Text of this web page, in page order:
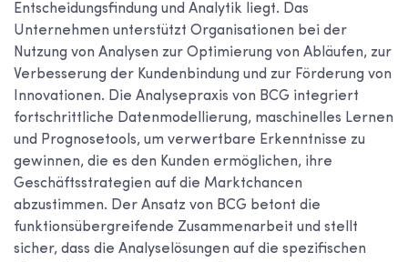
Entscheidungsfindung und Analytik liegt. Das
Unternehmen unterstützt Organisationen bei der
Nutzung von Analysen zur Optimierung von Abläufen, zur
Verbesserung der Kundenbindung und zur Förderung von
Innovationen. Die Analysepraxis von BCG integriert
fortschrittliche Datenmodellierung, maschinelles Lernen
und Prognosetools, um verwertbare Erkenntnisse zu
gewinnen, die es den Kunden ermöglichen, ihre
Geschäftsstrategien auf die Marktchancen
abzustimmen. Der Ansatz von BCG betont die
funktionsübergreifende Zusammenarbeit und stellt
sicher, dass die Analyselösungen auf die spezifischen